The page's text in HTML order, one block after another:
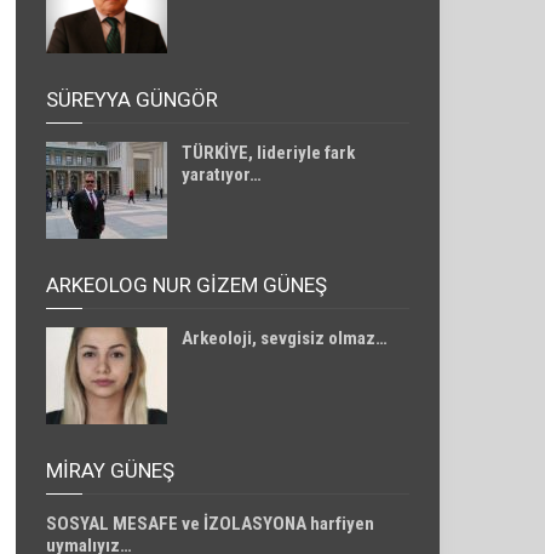
SÜREYYA GÜNGÖR
TÜRKİYE, lideriyle fark
yaratıyor…
ARKEOLOG NUR GİZEM GÜNEŞ
Arkeoloji, sevgisiz olmaz…
MIRAY GÜNEŞ
SOSYAL MESAFE ve İZOLASYONA harfiyen
uymalıyız…